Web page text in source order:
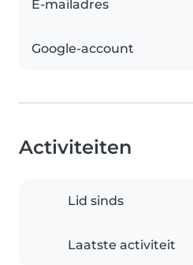
E-mailadres
Google-account
Activiteiten
Lid sinds
Laatste activiteit